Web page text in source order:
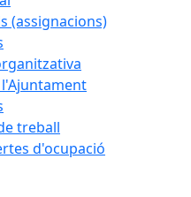
(assignacions)
treball
d'ocupació